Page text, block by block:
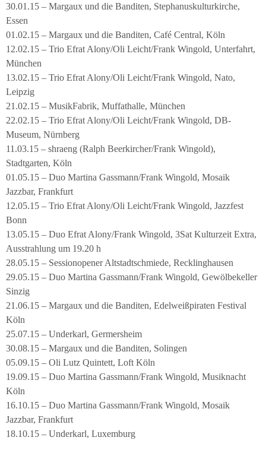
30.01.15 – Margaux und die Banditen, Stephanuskulturkirche,
Essen
01.02.15 – Margaux und die Banditen, Café Central, Köln
12.02.15 – Trio Efrat Alony/Oli Leicht/Frank Wingold, Unterfahrt,
München
13.02.15 – Trio Efrat Alony/Oli Leicht/Frank Wingold, Nato,
Leipzig
21.02.15 – MusikFabrik, Muffathalle, München
22.02.15 – Trio Efrat Alony/Oli Leicht/Frank Wingold, DB-
Museum, Nürnberg
11.03.15 – shraeng (Ralph Beerkircher/Frank Wingold),
Stadtgarten, Köln
01.05.15 – Duo Martina Gassmann/Frank Wingold, Mosaik
Jazzbar, Frankfurt
12.05.15 – Trio Efrat Alony/Oli Leicht/Frank Wingold, Jazzfest
Bonn
13.05.15 – Duo Efrat Alony/Frank Wingold, 3Sat Kulturzeit Extra,
Ausstrahlung um 19.20 h
28.05.15 – Sessionopener Altstadtschmiede, Recklinghausen
29.05.15 – Duo Martina Gassmann/Frank Wingold, Gewölbekeller
Sinzig
21.06.15 – Margaux und die Banditen, Edelweißpiraten Festival
Köln
25.07.15 – Underkarl, Germersheim
30.08.15 – Margaux und die Banditen, Solingen
05.09.15 – Oli Lutz Quintett, Loft Köln
19.09.15 – Duo Martina Gassmann/Frank Wingold, Musiknacht
Köln
16.10.15 – Duo Martina Gassmann/Frank Wingold, Mosaik
Jazzbar, Frankfurt
18.10.15 – Underkarl, Luxemburg